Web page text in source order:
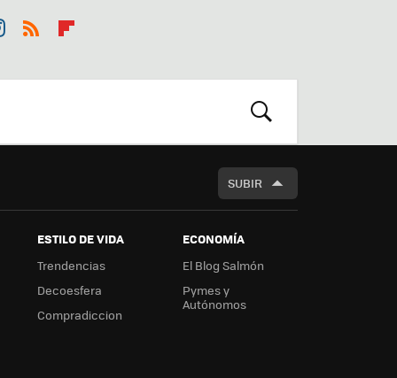
boa
BUSCAR
SUBIR
ESTILO DE VIDA
Trendencias
Decoesfera
Compradiccion
ECONOMÍA
El Blog Salmón
Pymes y
Autónomos